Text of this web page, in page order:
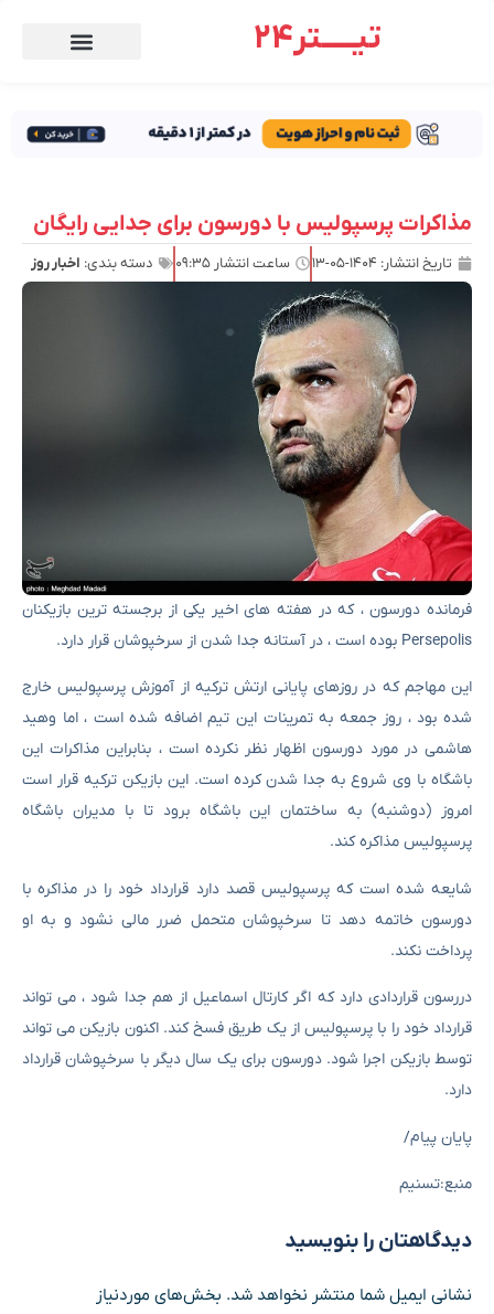
تیـــــتر24
مذاکرات پرسپولیس با دورسون برای جدایی رایگان
تاریخ انتشار: ۱۴۰۴-۰۵-۱۳ ساعت انتشار ۰۹:۳۵ دسته بندی: اخبار روز
فرمانده دورسون ، که در هفته های اخیر یکی از برجسته ترین بازیکنان
Persepolis بوده است ، در آستانه جدا شدن از سرخپوشان قرار دارد.
این مهاجم که در روزهای پایانی ارتش ترکیه از آموزش پرسپولیس خارج
شده بود ، روز جمعه به تمرینات این تیم اضافه شده است ، اما وهید
هاشمی در مورد دورسون اظهار نظر نکرده است ، بنابراین مذاکرات این
باشگاه با وی شروع به جدا شدن کرده است. این بازیکن ترکیه قرار است
امروز (دوشنبه) به ساختمان این باشگاه برود تا با مدیران باشگاه
پرسپولیس مذاکره کند.
شایعه شده است که پرسپولیس قصد دارد قرارداد خود را در مذاکره با
دورسون خاتمه دهد تا سرخپوشان متحمل ضرر مالی نشود و به او
پرداخت نکند.
دررسون قراردادی دارد که اگر کارتال اسماعیل از هم جدا شود ، می تواند
قرارداد خود را با پرسپولیس از یک طریق فسخ کند. اکنون بازیکن می تواند
توسط بازیکن اجرا شود. دورسون برای یک سال دیگر با سرخپوشان قرارداد
دارد.
پایان پیام/
منبع:تسنیم
دیدگاهتان را بنویسید
نشانی ایمیل شما منتشر نخواهد شد. بخش‌های موردنیاز